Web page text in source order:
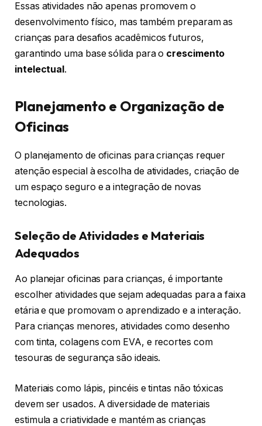
Essas atividades não apenas promovem o
desenvolvimento físico, mas também preparam as
crianças para desafios acadêmicos futuros,
garantindo uma base sólida para o crescimento
intelectual.
Planejamento e Organização de
Oficinas
O planejamento de oficinas para crianças requer
atenção especial à escolha de atividades, criação de
um espaço seguro e a integração de novas
tecnologias.
Seleção de Atividades e Materiais
Adequados
Ao planejar oficinas para crianças, é importante
escolher atividades que sejam adequadas para a faixa
etária e que promovam o aprendizado e a interação.
Para crianças menores, atividades como desenho
com tinta, colagens com EVA, e recortes com
tesouras de segurança são ideais.
Materiais como lápis, pincéis e tintas não tóxicas
devem ser usados. A diversidade de materiais
estimula a criatividade e mantém as crianças